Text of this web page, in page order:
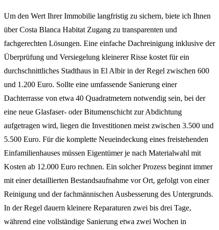
Um den Wert Ihrer Immobilie langfristig zu sichern, biete ich Ihnen
über Costa Blanca Habitat Zugang zu transparenten und
fachgerechten Lösungen. Eine einfache Dachreinigung inklusive der
Überprüfung und Versiegelung kleinerer Risse kostet für ein
durchschnittliches Stadthaus in El Albir in der Regel zwischen 600
und 1.200 Euro. Sollte eine umfassende Sanierung einer
Dachterrasse von etwa 40 Quadratmetern notwendig sein, bei der
eine neue Glasfaser- oder Bitumenschicht zur Abdichtung
aufgetragen wird, liegen die Investitionen meist zwischen 3.500 und
5.500 Euro. Für die komplette Neueindeckung eines freistehenden
Einfamilienhauses müssen Eigentümer je nach Materialwahl mit
Kosten ab 12.000 Euro rechnen. Ein solcher Prozess beginnt immer
mit einer detaillierten Bestandsaufnahme vor Ort, gefolgt von einer
Reinigung und der fachmännischen Ausbesserung des Untergrunds.
In der Regel dauern kleinere Reparaturen zwei bis drei Tage,
während eine vollständige Sanierung etwa zwei Wochen in